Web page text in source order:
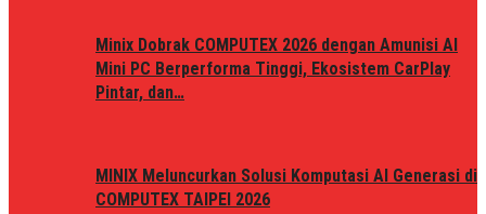
Minix Dobrak COMPUTEX 2026 dengan Amunisi AI
Mini PC Berperforma Tinggi, Ekosistem CarPlay
Pintar, dan…
MINIX Meluncurkan Solusi Komputasi AI Generasi di
COMPUTEX TAIPEI 2026